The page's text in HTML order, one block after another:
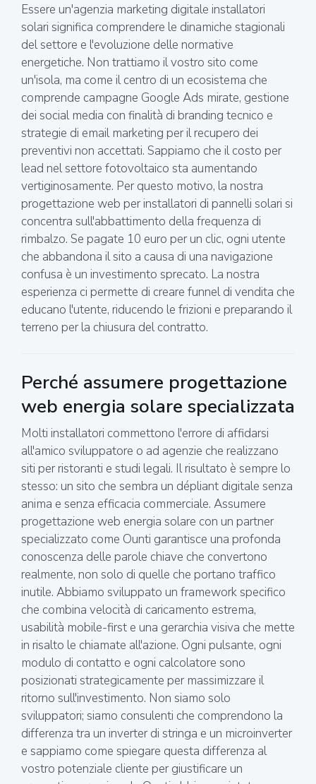
Essere un'agenzia marketing digitale installatori
solari significa comprendere le dinamiche stagionali
del settore e l'evoluzione delle normative
energetiche. Non trattiamo il vostro sito come
un'isola, ma come il centro di un ecosistema che
comprende campagne Google Ads mirate, gestione
dei social media con finalità di branding tecnico e
strategie di email marketing per il recupero dei
preventivi non accettati. Sappiamo che il costo per
lead nel settore fotovoltaico sta aumentando
vertiginosamente. Per questo motivo, la nostra
progettazione web per installatori di pannelli solari si
concentra sull'abbattimento della frequenza di
rimbalzo. Se pagate 10 euro per un clic, ogni utente
che abbandona il sito a causa di una navigazione
confusa è un investimento sprecato. La nostra
esperienza ci permette di creare funnel di vendita che
educano l'utente, riducendo le frizioni e preparando il
terreno per la chiusura del contratto.
Perché assumere progettazione
web energia solare specializzata
Molti installatori commettono l'errore di affidarsi
all'amico sviluppatore o ad agenzie che realizzano
siti per ristoranti e studi legali. Il risultato è sempre lo
stesso: un sito che sembra un dépliant digitale senza
anima e senza efficacia commerciale. Assumere
progettazione web energia solare con un partner
specializzato come Ounti garantisce una profonda
conoscenza delle parole chiave che convertono
realmente, non solo di quelle che portano traffico
inutile. Abbiamo sviluppato un framework specifico
che combina velocità di caricamento estrema,
usabilità mobile-first e una gerarchia visiva che mette
in risalto le chiamate all'azione. Ogni pulsante, ogni
modulo di contatto e ogni calcolatore sono
posizionati strategicamente per massimizzare il
ritorno sull'investimento. Non siamo solo
sviluppatori; siamo consulenti che comprendono la
differenza tra un inverter di stringa e un microinverter
e sappiamo come spiegare questa differenza al
vostro potenziale cliente per giustificare un